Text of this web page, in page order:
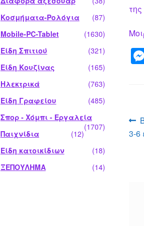
3-6
Κοσμήματα-Ρολόγια
(87)
Mobile-PC-Tablet
(1630)
Είδη Σπιτιού
(321)
Είδη Κουζίνας
(165)
Ηλεκτρικά
(763)
Είδη Γραφείου
(485)
Σπορ - Χόμπι - Εργαλεία
(1707)
Παιχνίδια
(12)
Είδη κατοικίδιων
(18)
ΞΕΠΟΥΛΗΜΑ
(14)